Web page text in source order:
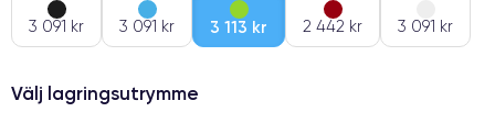
3 091 kr 3 091 kr 3 113 kr 2 442 kr 3 091 kr
Välj lagringsutrymme